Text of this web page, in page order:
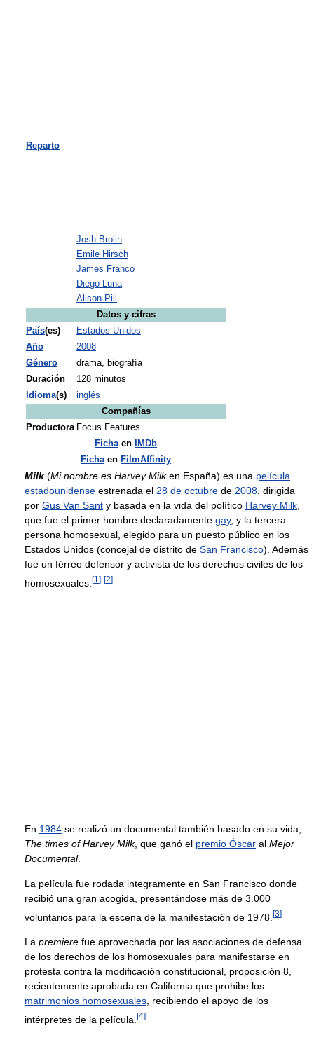
Reparto
Josh Brolin
Emile Hirsch
James Franco
Diego Luna
Alison Pill
Datos y cifras
País(es)
Estados Unidos
Año
2008
Género
drama, biografía
Duración
128 minutos
Idioma(s)
inglés
Compañías
Productora Focus Features
Fichaen
IMDb
Fichaen FilmAffinity
Milk (Mi nombre es Harvey Milken España) es una película
estadounidense estrenada el 28 de octubre de 2008 , dirigida
por Gus Van Sant y basada en la vida del político Harvey Milk
que fue el primer hombre declaradamente gay, y la tercera
persona homosexual, elegido para un puesto público en los
Estados Unidos (concejal de distrito de San Francisco). Además
fue un férreo defensor y activista de los derechos civiles de los
homosexuales. [1 ] [2]
En 1984 se realizó un documental también basado en su vida,
The times of Harvey Milk, que ganó el premio Óscar al Mejor
Documental.
La película fue rodada integramente en San Francisco donde
recibió una gran acogida, presentándose más de 3.000
voluntarios para la escena de la manifestación de 1978. [3]
La premiere fue aprovechada por las asociaciones de defensa
de los derechos de los homosexuales para manifestarse en
protesta contra la modificación constitucional, proposición 8,
recientemente aprobada en California que prohibe los
matrimonios homosexuales, recibiendo el apoyo de los
intérpretes de la película. [4]